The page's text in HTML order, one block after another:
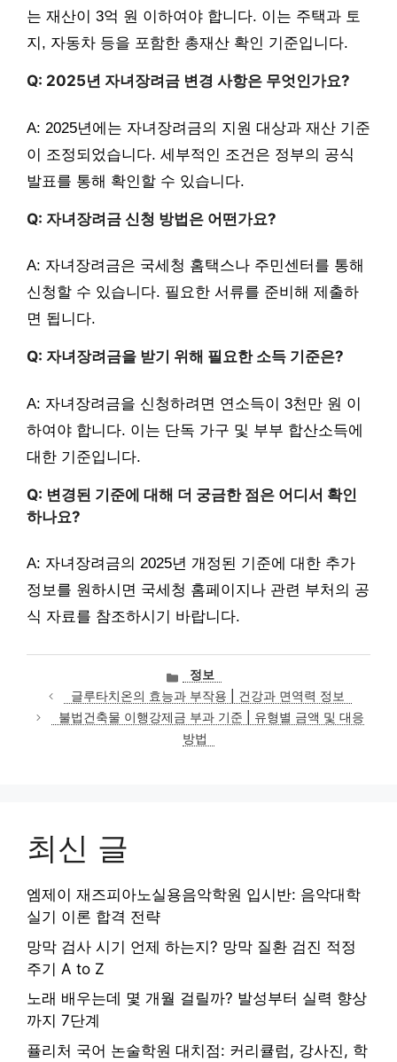
는 재산이 3억 원 이하여야 합니다. 이는 주택과 토
지, 자동차 등을 포함한 총재산 확인 기준입니다.
Q: 2025년 자녀장려금 변경 사항은 무엇인가요?
A: 2025년에는 자녀장려금의 지원 대상과 재산 기준
이 조정되었습니다. 세부적인 조건은 정부의 공식
발표를 통해 확인할 수 있습니다.
Q: 자녀장려금 신청 방법은 어떤가요?
A: 자녀장려금은 국세청 홈택스나 주민센터를 통해
신청할 수 있습니다. 필요한 서류를 준비해 제출하
면 됩니다.
Q: 자녀장려금을 받기 위해 필요한 소득 기준은?
A: 자녀장려금을 신청하려면 연소득이 3천만 원 이
하여야 합니다. 이는 단독 가구 및 부부 합산소득에
대한 기준입니다.
Q: 변경된 기준에 대해 더 궁금한 점은 어디서 확인
하나요?
A: 자녀장려금의 2025년 개정된 기준에 대한 추가
정보를 원하시면 국세청 홈페이지나 관련 부처의 공
식 자료를 참조하시기 바랍니다.
카
테
고
리
정보
글루타치온의 효능과 부작용 | 건강과 면역력 정보
불법건축물 이행강제금 부과 기준 | 유형별 금액 및 대응
방법
최신 글
엠제이 재즈피아노실용음악학원 입시반: 음악대학
실기 이론 합격 전략
망막 검사 시기 언제 하는지? 망막 질환 검진 적정
주기 A to Z
노래 배우는데 몇 개월 걸릴까? 발성부터 실력 향상
까지 7단계
퓰리처 국어 논술학원 대치점: 커리큘럼, 강사진, 학